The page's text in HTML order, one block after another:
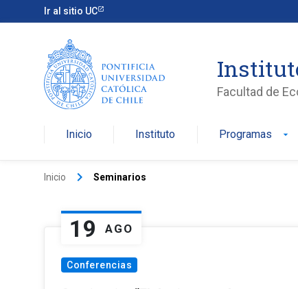
Ir al sitio UC
Facultad de
Inicio Instituto Programas arrow_drop_down
Inicio keyboard_arrow_right Seminarios
19 AGO
Conferencias